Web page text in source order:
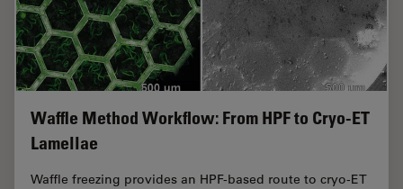
Waffle Method Workflow: From HPF to Cryo-ET
Lamellae
Waffle freezing provides an HPF-based route to cryo-ET